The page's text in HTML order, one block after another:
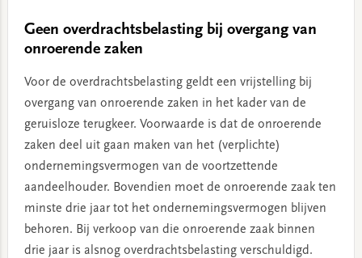
Geen overdrachtsbelasting bij overgang van
onroerende zaken
Voor de overdrachtsbelasting geldt een vrijstelling bij
overgang van onroerende zaken in het kader van de
geruisloze terugkeer. Voorwaarde is dat de onroerende
zaken deel uit gaan maken van het (verplichte)
ondernemingsvermogen van de voortzettende
aandeelhouder. Bovendien moet de onroerende zaak ten
minste drie jaar tot het ondernemingsvermogen blijven
behoren. Bij verkoop van die onroerende zaak binnen
drie jaar is alsnog overdrachtsbelasting verschuldigd.